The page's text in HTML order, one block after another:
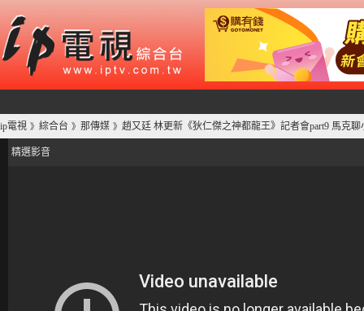
ip電視 》 綜合台 》 那傳媒 》 趙又廷 林更新《狄仁傑之神都龍王》記者會part9 馬克聊
精選影音